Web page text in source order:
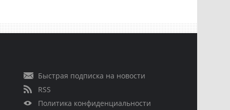
Быстрая подписка на новости
RSS
Политика конфиденциальности